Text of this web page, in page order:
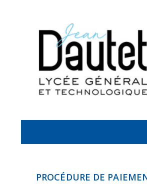
LYCÉE JEAN DAUTET À
PROCÉDURE DE